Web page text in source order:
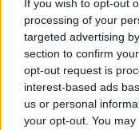
If you wish to opt-out
processing of your
targeted advertising
section to confirm
opt-out request is
interest-based ads
us or personal
your opt-out. You